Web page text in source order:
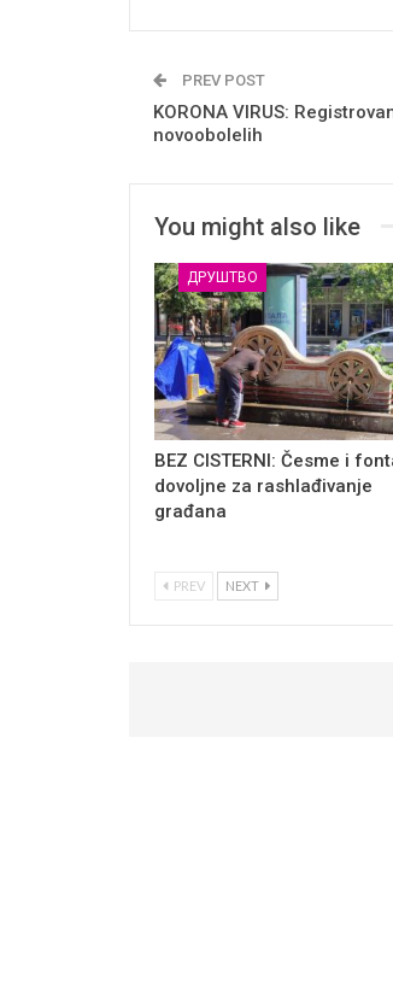
PREV POST
KORONA VIRUS:
novoobolelih
You might also like
ДРУШТВО
BEZ CISTERNI: Česme i
dovoljne za rashlađivanje
građana
PREV NEXT